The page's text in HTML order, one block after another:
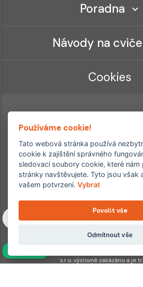
Poradna
Návody na
Cookies
2.
Copyright © 2011–2026
Machkova 1642/2, Praha 4, Jižní
Všechna práva vyhrazena. Jakékoliv užití
s.r.o. výslovně zakázáno a je
Používáme cookie!
Tato webová stránka používá
cookie k zajištění správného
sledovací soubory cookie, které nám
stránky navštěvujete. Tyto jsou však
vašem potvrzení.Vybrat
Povolit vše
Odmítnout vše